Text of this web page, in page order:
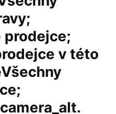
v této